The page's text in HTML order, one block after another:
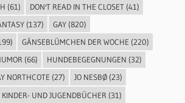
(61) DON'T READ IN THE CLOSET(41)
(137) GAY(820)
GÄNSEBLÜMCHEN DER WOCHE (220)
(66) HUNDEBEGEGNUNGEN (32)
NORTHCOTE (27) JO NESBØ(23)
KINDER- UND JUGENDBÜCHER (31)